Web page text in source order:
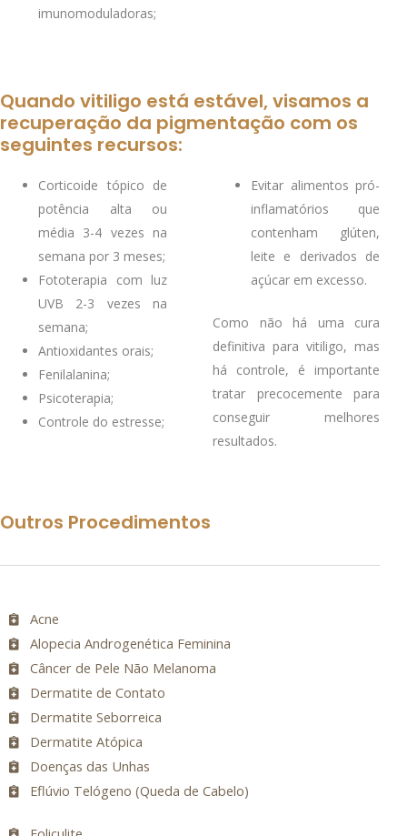
imunomoduladoras;
Quando vitiligo está estável, visamos a
recuperação da pigmentação com os
seguintes recursos:
Corticoide tópico de
potência alta ou
média 3-4 vezes na
semana por 3 meses;
Fototerapia com luz
UVB 2-3 vezes na
semana;
Antioxidantes orais;
Fenilalanina;
Psicoterapia;
Controle do estresse;
Evitar alimentos pró-
inflamatórios que
contenham glúten,
leite e derivados de
açúcar em excesso.
Como não há uma cura
definitiva para vitiligo, mas
há controle, é importante
tratar precocemente para
conseguir melhores
resultados.
Outros Procedimentos
Acne
Alopecia Androgenética Feminina
Câncer de Pele Não Melanoma
Dermatite de Contato
Dermatite Seborreica
Dermatite Atópica
Doenças das Unhas
Eflúvio Telógeno (Queda de Cabelo)